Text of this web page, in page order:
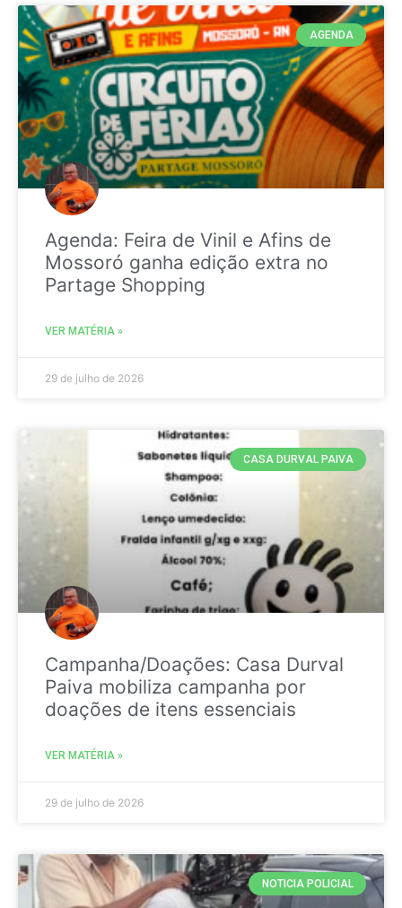
AGENDA
Agenda: Feira de Vinil e Afins de
Mossoró ganha edição extra no
Partage Shopping
VER MATÉRIA »
29 de julho de 2026
CASA DURVAL PAIVA
Campanha/Doações: Casa Durval
Paiva mobiliza campanha por
doações de itens essenciais
VER MATÉRIA »
29 de julho de 2026
NOTICIA POLICIAL